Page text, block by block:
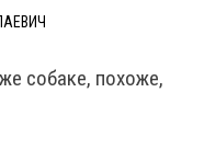
собаке, похоже,